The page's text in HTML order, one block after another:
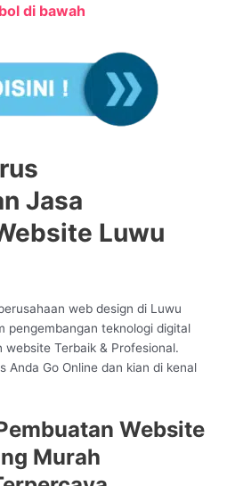
di bawah
Jasa
Luwu
web design di Luwu
pengembangan teknologi digital
Terbaik & Profesional.
Anda Go Online dan kian di kenal
Website
Murah